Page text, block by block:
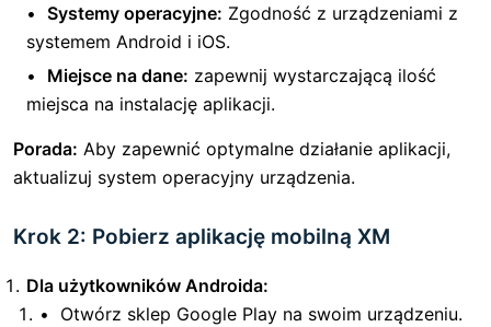
Systemy operacyjne: Zgodność z urządzeniami z
systemem Android i iOS.
Miejsce na dane: zapewnij wystarczającą ilość
miejsca na instalację aplikacji.
Porada: Aby zapewnić optymalne działanie aplikacji,
aktualizuj system operacyjny urządzenia.
Krok 2: Pobierz aplikację mobilną XM
Dla użytkowników Androida:
Otwórz sklep Google Play na swoim urządzeniu.